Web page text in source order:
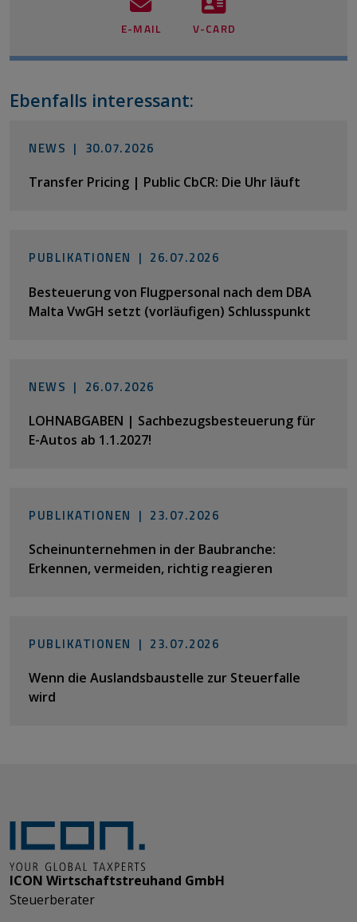
E-MAIL V-CARD
Ebenfalls interessant:
NEWS | 30.07.2026
Transfer Pricing | Public CbCR: Die Uhr läuft
PUBLIKATIONEN | 26.07.2026
Besteuerung von Flugpersonal nach dem DBA
Malta VwGH setzt (vorläufigen) Schlusspunkt
NEWS | 26.07.2026
LOHNABGABEN | Sachbezugsbesteuerung für
E-Autos ab 1.1.2027!
PUBLIKATIONEN | 23.07.2026
Scheinunternehmen in der Baubranche:
Erkennen, vermeiden, richtig reagieren
PUBLIKATIONEN | 23.07.2026
Wenn die Auslandsbaustelle zur Steuerfalle
wird
ICON Wirtschaftstreuhand GmbH
Steuerberater